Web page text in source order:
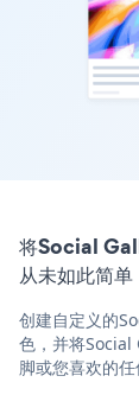
将Social
从未如此简单
创建自定义的
色，并将
脚或您喜欢的任